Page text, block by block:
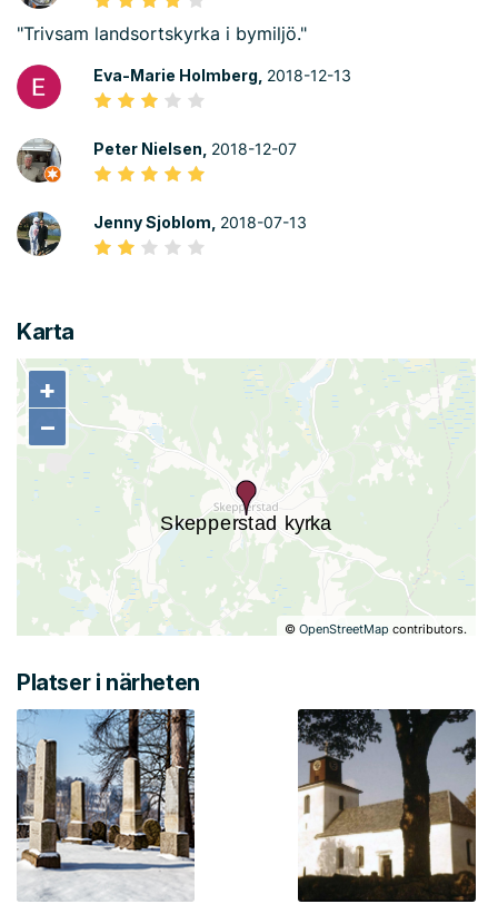
"Trivsam landsortskyrka i bymiljö."
Eva-Marie Holmberg, 2018-12-13
Peter Nielsen, 2018-12-07
Jenny Sjoblom, 2018-07-13
Karta
+
−
©OpenStreetMap contributors.
+
−
Platser i närheten